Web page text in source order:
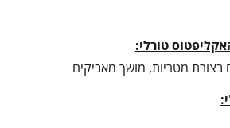
טורלי:
בצורת מטריות, מושך מאביקים